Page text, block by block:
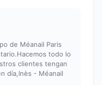
de Méanail Paris
todo lo
clientes tengan
día,Inès - Méanail